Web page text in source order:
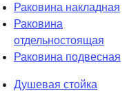
Раковина накладная
Раковина
отдельностоящая
Раковина подвесная
Душевая стойка